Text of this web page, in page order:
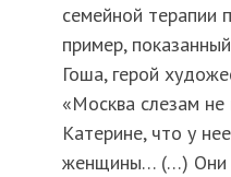
семейной терапии
пример,
Гоша, герой
«Москва слезам не
Катерине, что у
женщины… (…) Они